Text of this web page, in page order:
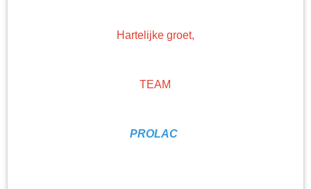
Gerko speed Blankelak bij
Hartelijke groet,
TEAM
PROLAC